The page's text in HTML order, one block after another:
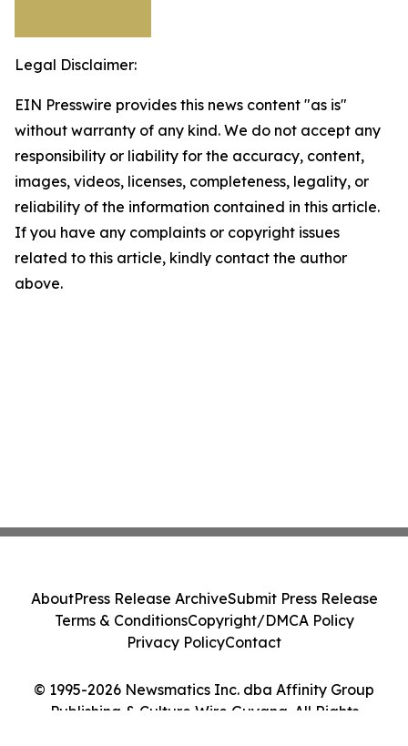
Legal Disclaimer:
EIN Presswire provides this news content "as is"
without warranty of any kind. We do not accept any
responsibility or liability for the accuracy, content,
images, videos, licenses, completeness, legality, or
reliability of the information contained in this article.
If you have any complaints or copyright issues
related to this article, kindly contact the author
above.
© 1995-2026 Newsmatics Inc. dba Affinity Group
Publishing & Culture Wire Guyana. All Rights
AboutPress Release ArchiveSubmit Press Release
Terms & ConditionsCopyright/DMCA Policy
Privacy PolicyContact